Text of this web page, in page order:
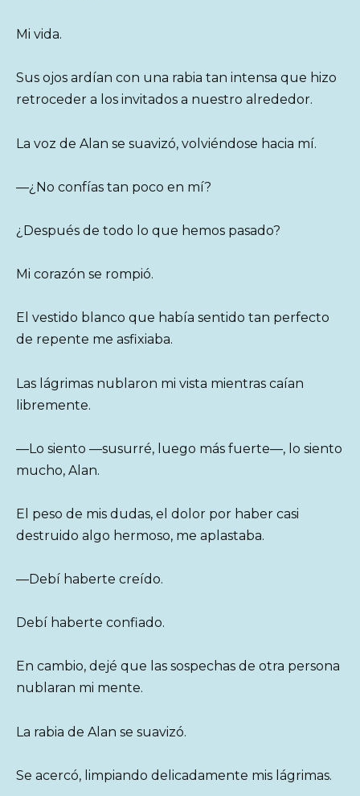
Mi vida.
Sus ojos ardían con una rabia tan intensa que hizo
retroceder a los invitados a nuestro alrededor.
La voz de Alan se suavizó, volviéndose hacia mí.
—¿No confías tan poco en mí?
¿Después de todo lo que hemos pasado?
Mi corazón se rompió.
El vestido blanco que había sentido tan perfecto
de repente me asfixiaba.
Las lágrimas nublaron mi vista mientras caían
libremente.
—Lo siento —susurré, luego más fuerte—, lo siento
mucho, Alan.
El peso de mis dudas, el dolor por haber casi
destruido algo hermoso, me aplastaba.
—Debí haberte creído.
Debí haberte confiado.
En cambio, dejé que las sospechas de otra persona
nublaran mi mente.
La rabia de Alan se suavizó.
Se acercó, limpiando delicadamente mis lágrimas.